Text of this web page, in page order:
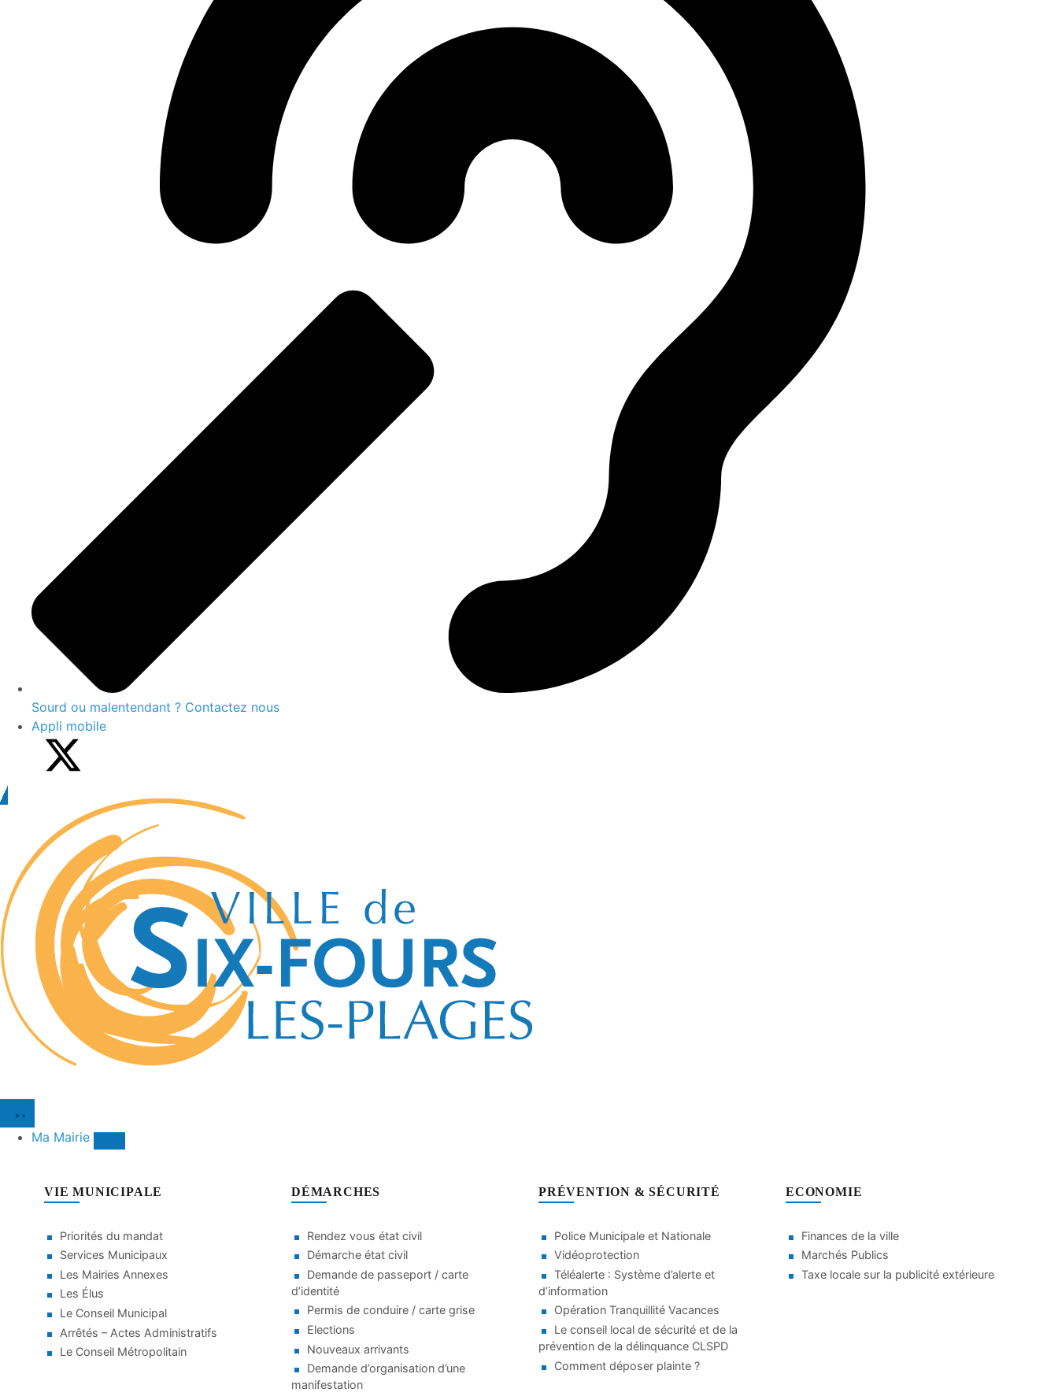
Sourd ou malentendant ? Contactez nous
Appli mobile
Ma Mairie
VIE MUNICIPALE
Priorités du mandat
Services Municipaux
Les Mairies Annexes
Les Élus
Le Conseil Municipal
Arrêtés – Actes Administratifs
Le Conseil Métropolitain
DÉMARCHES
Rendez vous état civil
Démarche état civil
Demande de passeport / carte
d’identité
Permis de conduire / carte grise
Elections
Nouveaux arrivants
Demande d’organisation d’une
manifestation
PRÉVENTION & SÉCURITÉ
Police Municipale et Nationale
Vidéoprotection
Téléalerte : Système d’alerte et
d’information
Opération Tranquillité Vacances
Le conseil local de sécurité et de la
prévention de la délinquance CLSPD
Comment déposer plainte ?
ECONOMIE
Finances de la ville
Marchés Publics
Taxe locale sur la publicité extérieure